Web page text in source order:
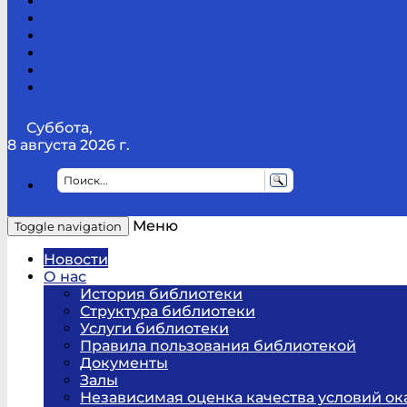
Суббота,
8 августа 2026 г.
Toggle navigation
Меню
Новости
О нас
История библиотеки
Структура библиотеки
Услуги библиотеки
Правила пользования библиотекой
Документы
Залы
Независимая оценка качества условий